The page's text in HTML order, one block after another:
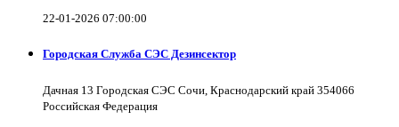
22-01-2026 07:00:00
Городская Служба СЭС Дезинсектор
Дачная 13 Городская СЭС Сочи, Краснодарский край 354066
Российская Федерация